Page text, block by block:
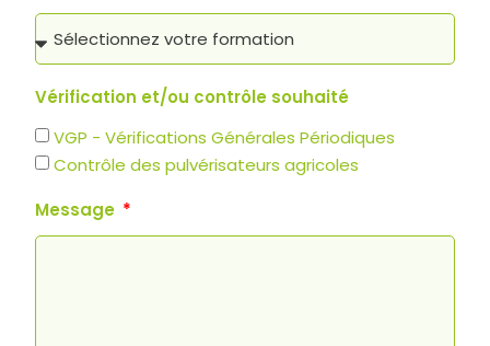
Vérification et/ou contrôle souhaité
VGP - Vérifications Générales Périodiques
Contrôle des pulvérisateurs agricoles
Message